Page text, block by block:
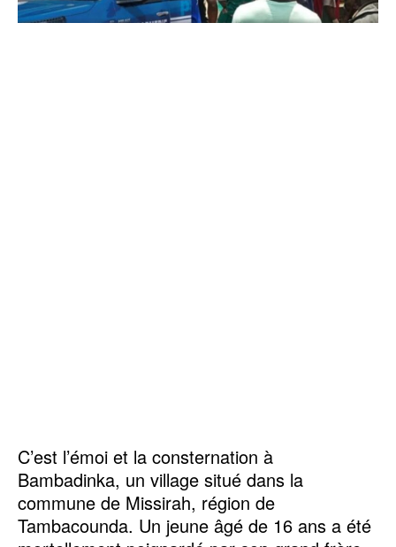
‎C’est l’émoi et la consternation à
Bambadinka, un village situé dans la
commune de Missirah, région de
Tambacounda. Un jeune âgé de 16 ans a été